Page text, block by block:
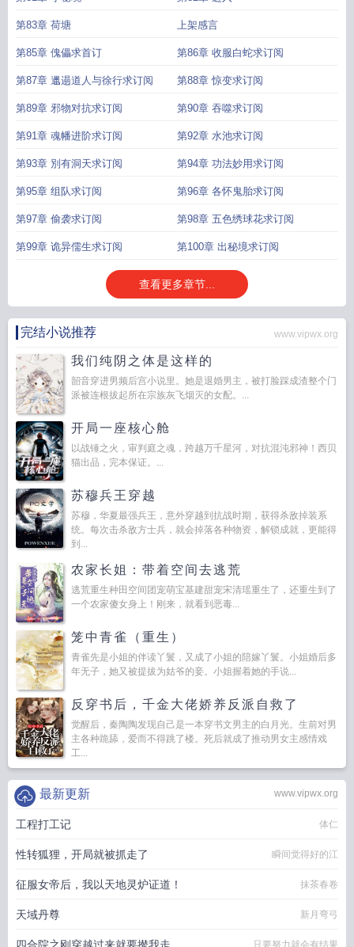
第83章 荷塘 上架感言
第85章 傀儡求首订 第86章 收服白蛇求订阅
第87章 邋遢道人与徐行求订阅 第88章 惊变求订阅
第89章 邪物对抗求订阅 第90章 吞噬求订阅
第91章 魂幡进阶求订阅 第92章 水池求订阅
第93章 別有洞天求订阅 第94章 功法妙用求订阅
第95章 组队求订阅 第96章 各怀鬼胎求订阅
第97章 偷袭求订阅 第98章 五色绣球花求订阅
第99章 诡异儒生求订阅 第100章 出秘境求订阅
查看更多章节...
完结小说推荐 www.vipwx.org
我们纯阴之体是这样的
韶音穿进男频后宫小说里。她是退婚男主，被打脸踩成渣整个门
派被连根拔起所在宗族灰飞烟灭的女配。...
开局一座核心舱
以战锤之火，审判庭之魂，跨越万千星河，对抗混沌邪神！西贝
猫出品，完本保证。...
苏穆兵王穿越
苏穆，华夏最强兵王，意外穿越到抗战时期，获得杀敌掉装系
统。每次击杀敌方士兵，就会掉落各种物资，解锁成就，更能得
到...
农家长姐：带着空间去逃荒
逃荒重生种田空间团宠萌宝基建甜宠宋清瑶重生了，还重生到了
一个农家傻女身上！刚来，就看到恶毒...
笼中青雀（重生）
青雀先是小姐的伴读丫鬟，又成了小姐的陪嫁丫鬟。小姐婚后多
年无子，她又被提拔为姑爷的妾。小姐握着她的手说...
反穿书后，千金大佬娇养反派自救了
觉醒后，秦陶陶发现自己是一本穿书文男主的白月光。生前对男
主各种跪舔，爱而不得跳了楼。死后就成了推动男女主感情戏
工...
www.vipwx.org
最新更新
工程打工记 体仁
性转狐狸，开局就被抓走了 瞬间觉得好的江
征服女帝后，我以天地灵炉证道！ 抹茶春卷
天域丹尊 新月弯弓
只要努力就会有结果